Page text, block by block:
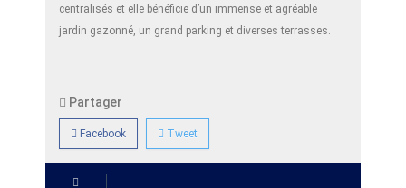
centralisés et elle bénéficie d’un immense et agréable
jardin gazonné, un grand parking et diverses terrasses.
Partager
Facebook Tweet